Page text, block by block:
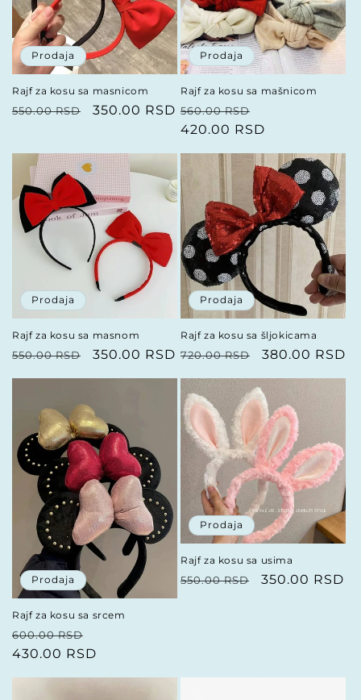
Prodaja
Rajf za kosu sa masnicom
Redovna
550.00 RSD
Prodajna
350.00 RSD
Prodaja
Rajf za kosu sa mašnicom
Redovna
cena
560.00 RSD
cena
420.00 RSD
Prodaja
Rajf za kosu sa masnom
Redovna
550.00 RSD
Prodajna
350.00 RSD
Prodaja
Rajf za kosu sa šljokicama
Redovna
720.00 RSD
Prodajna
380.00 RSD
Prodaja
Rajf za kosu sa srcem
Redovna
cena
600.00 RSD
cena
430.00 RSD
Prodaja
Rajf za kosu sa usima
Redovna
550.00 RSD
Prodajna
350.00 RSD